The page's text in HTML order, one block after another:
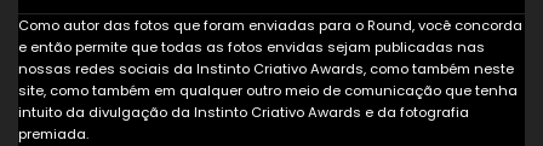
Como autor das fotos que foram enviadas para o Round, você concorda
e então permite que todas as fotos envidas sejam publicadas nas
nossas redes sociais da Instinto Criativo Awards, como também neste
site, como também em qualquer outro meio de comunicação que tenha
intuito da divulgação da Instinto Criativo Awards e da fotografia
premiada.